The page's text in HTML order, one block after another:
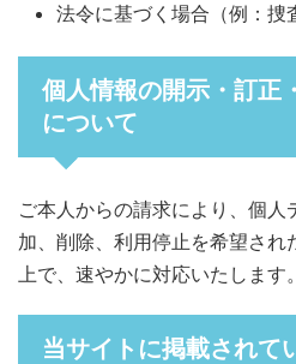
法令に基づく場合（例：捜
個人情報の開示・訂正
について
ご本人からの請求により、個人
加、削除、利用停止を希望され
上で、速やかに対応いたします。
当サイトに掲載されて